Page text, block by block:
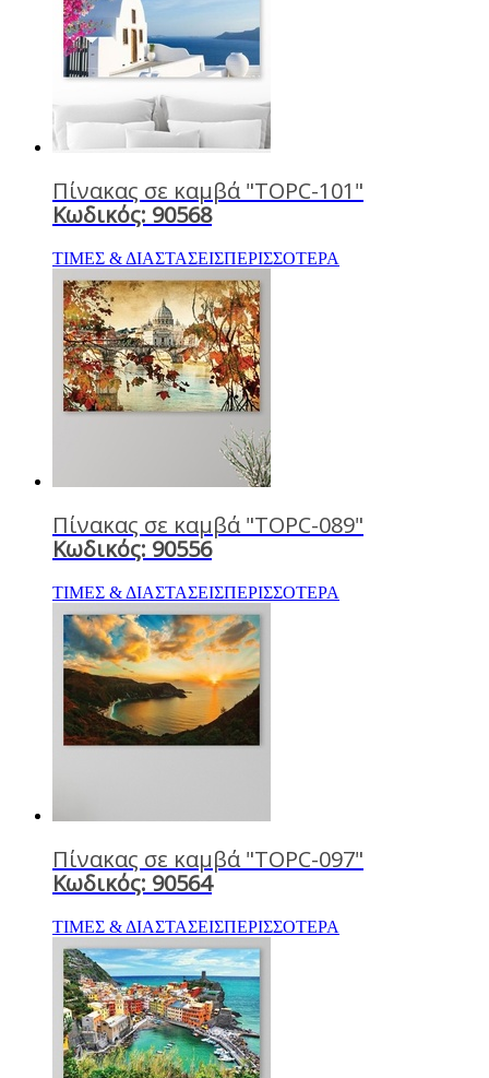
Πίνακας σε καμβά "TOPC-101"
Κωδικός: 90568
ΤΙΜΕΣ & ΔΙΑΣΤΑΣΕΙΣΠΕΡΙΣΣΟΤΕΡΑ
Πίνακας σε καμβά "TOPC-089"
Κωδικός: 90556
ΤΙΜΕΣ & ΔΙΑΣΤΑΣΕΙΣΠΕΡΙΣΣΟΤΕΡΑ
Πίνακας σε καμβά "TOPC-097"
Κωδικός: 90564
ΤΙΜΕΣ & ΔΙΑΣΤΑΣΕΙΣΠΕΡΙΣΣΟΤΕΡΑ